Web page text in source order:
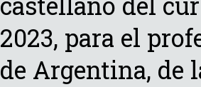
2023, para el
de Argentina, de